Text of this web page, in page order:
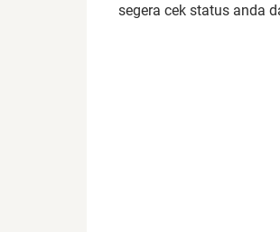
segera cek status anda